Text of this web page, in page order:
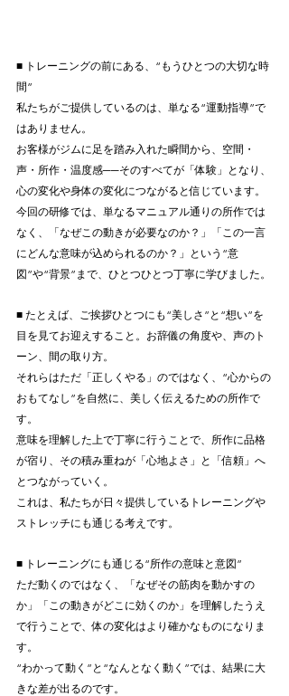
■ トレーニングの前にある、“もうひとつの大切な時
間”
私たちがご提供しているのは、単なる“運動指導”で
はありません。
お客様がジムに足を踏み入れた瞬間から、空間・
声・所作・温度感──そのすべてが「体験」となり、
心の変化や身体の変化につながると信じています。
今回の研修では、単なるマニュアル通りの所作では
なく、「なぜこの動きが必要なのか？」「この一言
にどんな意味が込められるのか？」という“意
図”や“背景”まで、ひとつひとつ丁寧に学びました。
■ たとえば、ご挨拶ひとつにも“美しさ”と“想い”を
目を見てお迎えすること。お辞儀の角度や、声のト
ーン、間の取り方。
それらはただ「正しくやる」のではなく、“心からの
おもてなし”を自然に、美しく伝えるための所作で
す。
意味を理解した上で丁寧に行うことで、所作に品格
が宿り、その積み重ねが「心地よさ」と「信頼」へ
とつながっていく。
これは、私たちが日々提供しているトレーニングや
ストレッチにも通じる考えです。
■ トレーニングにも通じる“所作の意味と意図”
ただ動くのではなく、「なぜその筋肉を動かすの
か」「この動きがどこに効くのか」を理解したうえ
で行うことで、体の変化はより確かなものになりま
す。
“わかって動く”と“なんとなく動く”では、結果に大
きな差が出るのです。